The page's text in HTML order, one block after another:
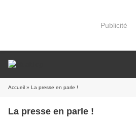
Publicité
Accueil » La presse en parle !
La presse en parle !